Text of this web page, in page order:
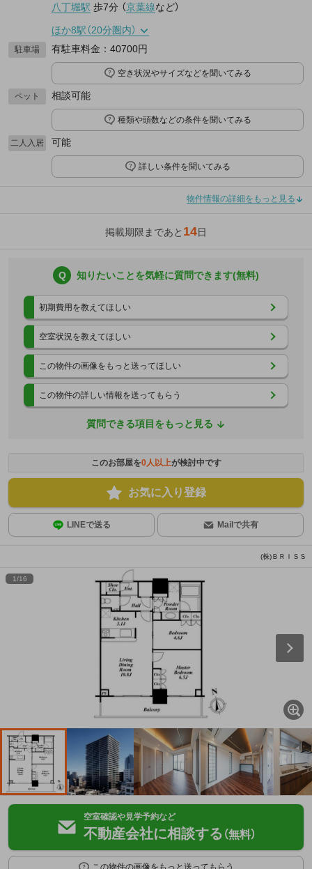
八丁堀駅 歩7分 （京葉線など）
ほか8駅（20分圏内）
駐車場 有駐車料金：40700円
空き状況やサイズなどを聞いてみる
ペット 相談可能
種類や頭数などの条件を聞いてみる
二人入居 可能
詳しい条件を聞いてみる
物件情報の詳細をもっと見る
掲載期限まであと 14日
Q 知りたいことを気軽に質問できます(無料)
初期費用を教えてほしい
空室状況を教えてほしい
この物件の画像をもっと送ってほしい
この物件の詳しい情報を送ってもらう
質問できる項目をもっと見る
このお部屋を0人以上が検討中です
お気に入り登録
LINEで送る Mailで共有
(株)ＢＲＩＳＳ
1/16
空室確認や見学予約など
不動産会社に相談する （無料）